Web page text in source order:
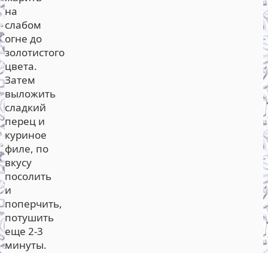
на
слабом
огне до
золотистого
цвета.
Затем
выложить
сладкий
перец и
куриное
филе, по
вкусу
посолить
и
поперчить,
потушить
еще 2-3
минуты.